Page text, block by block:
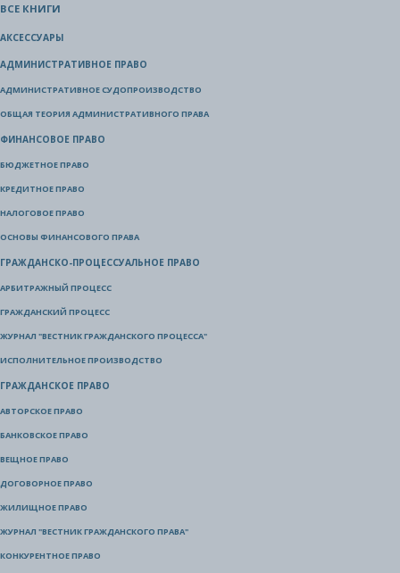
ВСЕ КНИГИ
АКСЕССУАРЫ
АДМИНИСТРАТИВНОЕ ПРАВО
АДМИНИСТРАТИВНОЕ СУДОПРОИЗВОДСТВО
ОБЩАЯ ТЕОРИЯ АДМИНИСТРАТИВНОГО ПРАВА
ФИНАНСОВОЕ ПРАВО
БЮДЖЕТНОЕ ПРАВО
КРЕДИТНОЕ ПРАВО
НАЛОГОВОЕ ПРАВО
ОСНОВЫ ФИНАНСОВОГО ПРАВА
ГРАЖДАНСКО-ПРОЦЕССУАЛЬНОЕ ПРАВО
АРБИТРАЖНЫЙ ПРОЦЕСС
ГРАЖДАНСКИЙ ПРОЦЕСС
ЖУРНАЛ "ВЕСТНИК ГРАЖДАНСКОГО ПРОЦЕССА"
ИСПОЛНИТЕЛЬНОЕ ПРОИЗВОДСТВО
ГРАЖДАНСКОЕ ПРАВО
АВТОРСКОЕ ПРАВО
БАНКОВСКОЕ ПРАВО
ВЕЩНОЕ ПРАВО
ДОГОВОРНОЕ ПРАВО
ЖИЛИЩНОЕ ПРАВО
ЖУРНАЛ "ВЕСТНИК ГРАЖДАНСКОГО ПРАВА"
КОНКУРЕНТНОЕ ПРАВО